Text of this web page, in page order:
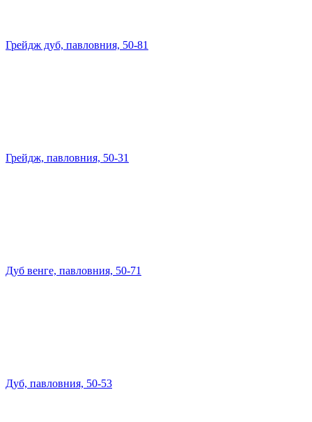
Грейдж дуб, павловния, 50-81
Грейдж, павловния, 50-31
Дуб венге, павловния, 50-71
Дуб, павловния, 50-53